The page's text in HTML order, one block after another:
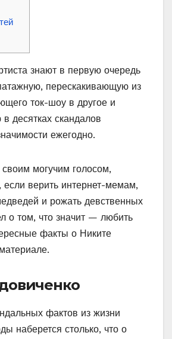
знают в первую очередь
перескакивающую из
ток-шоу в другое и
десятках скандалов
ежегодно.
могучим голосом,
верить интернет-мемам,
и рожать девственных
о том, что значит — любить
факты о Никите
фактов из жизни
наберется столько, что о